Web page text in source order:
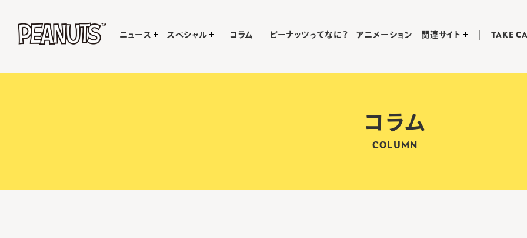
ニュース スペシャル コラム ピーナッツってなに？ アニメーション 関連サイト TAKE
コラム
COLUMN